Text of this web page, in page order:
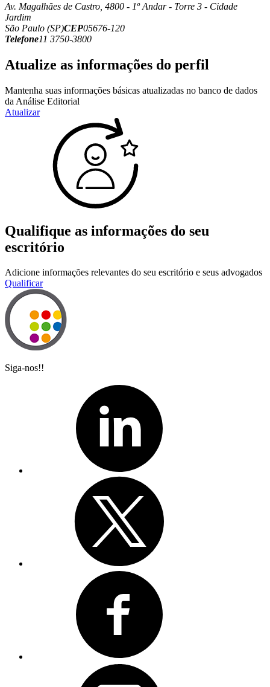
Av. Magalhães de Castro, 4800 - 1º Andar - Torre 3 - Cidade
Jardim
São Paulo (SP)CEP05676-120
Telefone11 3750-3800
Atualize as informações do perfil
Mantenha suas informações básicas atualizadas no banco de dados
da Análise Editorial
Atualizar
Qualifique as informações do seu
escritório
Adicione informações relevantes do seu escritório e seus advogados
Qualificar
Siga-nos!!